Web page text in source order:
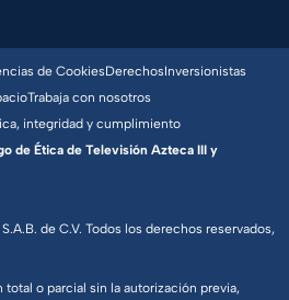
de C.V. Todos los derechos reservados,
o parcial sin la autorización previa,
de CookiesDerechosInversionistas
Trabaja con nosotros
integridad y cumplimiento
de Ética de Televisión Azteca III y